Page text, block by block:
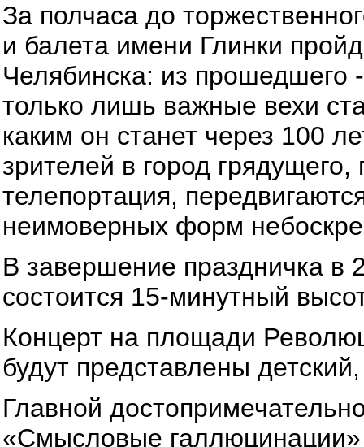
За полчаса до
и балета имени Глинки
Челябинска: из прошедшего
только лишь важные вехи
каким он станет через 100
зрителей в город грядущего,
телепортация,
неимоверных форм
В завершение праздничка в
состоится 15-минутный
Концерт на площади
будут представлены
Главной
«Смысловые галлюцинации»